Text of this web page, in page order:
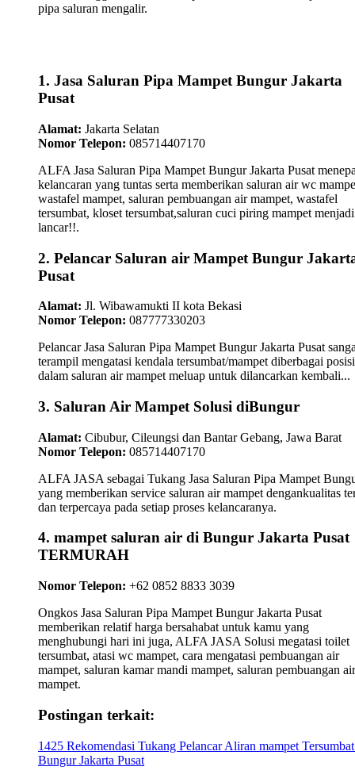
pipa saluran mengalir.
1. Jasa Saluran Pipa Mampet Bungur Jakarta
Pusat
Alamat: Jakarta Selatan
Nomor Telepon: 085714407170
ALFA Jasa Saluran Pipa Mampet Bungur Jakarta Pusat
kelancaran yang tuntas serta memberikan saluran air wc
wastafel mampet, saluran pembuangan air mampet, wastafel
tersumbat, kloset tersumbat,saluran cuci piring mampet menjadi
lancar!!.
2. Pelancar Saluran air Mampet Bungur
Pusat
Alamat: Jl. Wibawamukti II kota Bekasi
Nomor Telepon: 087777330203
Pelancar Jasa Saluran Pipa Mampet Bungur Jakarta Pusat
terampil mengatasi kendala tersumbat/mampet diberbagai
dalam saluran air mampet meluap untuk dilancarkan kembali...
3. Saluran Air Mampet Solusi diBungur
Alamat: Cibubur, Cileungsi dan Bantar Gebang, Jawa Barat
Nomor Telepon: 085714407170
ALFA JASA sebagai Tukang Jasa Saluran Pipa Mampet
yang memberikan service saluran air mampet dengankualitas
dan terpercaya pada setiap proses kelancaranya.
4. mampet saluran air di Bungur Jakarta Pusat
TERMURAH
Nomor Telepon: +62 0852 8833 3039
Ongkos Jasa Saluran Pipa Mampet Bungur Jakarta Pusat
memberikan relatif harga bersahabat untuk kamu yang
menghubungi hari ini juga, ALFA JASA Solusi megatasi toilet
tersumbat, atasi wc mampet, cara mengatasi pembuangan air
mampet, saluran kamar mandi mampet, saluran pembuangan air
mampet.
Postingan terkait:
1425 Rekomendasi Tukang Pelancar Aliran mampet
Bungur Jakarta Pusat